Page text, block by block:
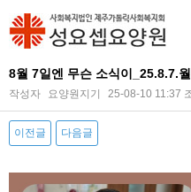
8월 7일엔 무슨 소식이_25.8.7.월
작성자 요양원지기 25-08-10 11:37
이전글 다음글
본문